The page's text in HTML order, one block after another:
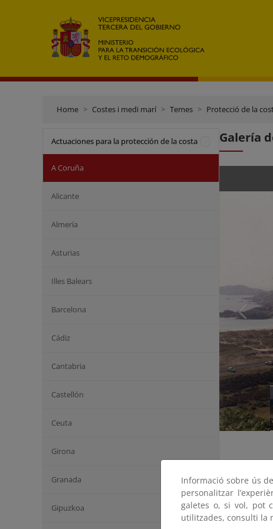
Home Costes i medi marí Temes Protecció de la
Actuaciones para la protección de la costa
A Coruña
Alicante
Almería
Asturias
Illes Balears
Barcelona
Cádiz
Cantabria
Castellón
Ceuta
Girona
Granada
Gipuzkoa
Galería
Informació sobre ús
personalitzar
galetes o, si vol, pot
utilitzades, consulti la